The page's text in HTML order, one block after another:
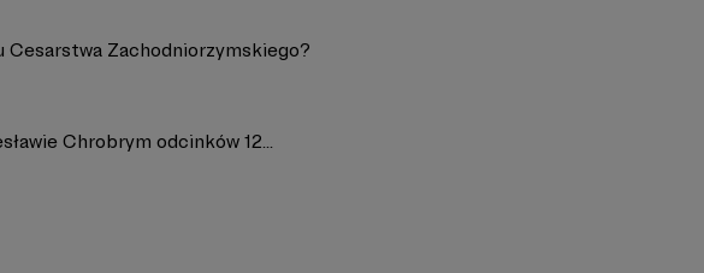
Zachodniorzymskiego?
Chrobrym odcinków 12...